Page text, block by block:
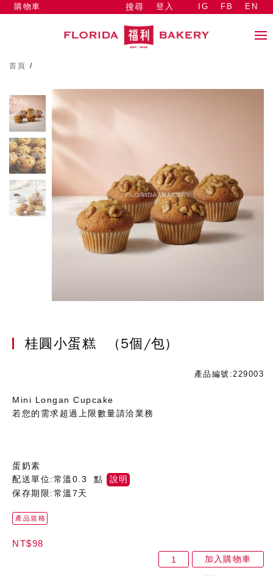
搜尋 登入
購物車 IG FB EN
首頁 /
桂圓小蛋糕 (5個/包)
產品編號:229003
Mini Longan Cupcake
若您的需求超過上限數量請洽業務
蛋奶素
配送單位:常溫0.3 點
說明
保存期限:常溫7天
產品規格
NT$98
加入購物車